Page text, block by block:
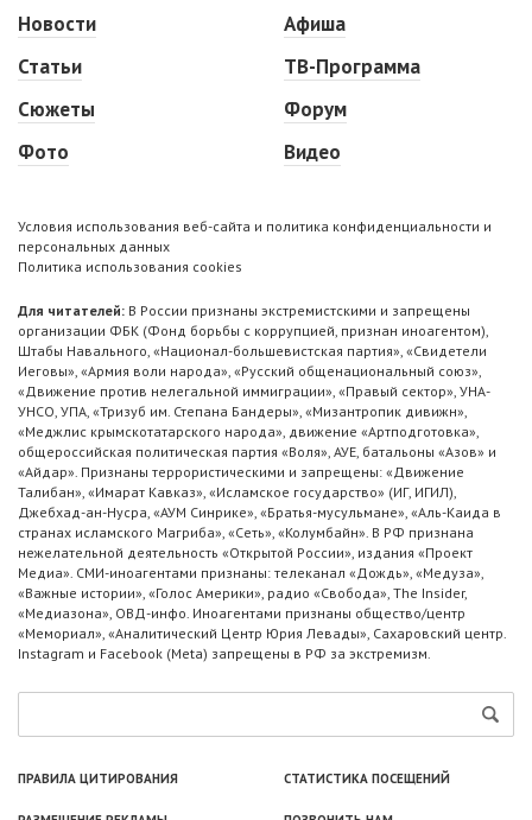
Новости
Статьи
Сюжеты
Фото
Афиша
ТВ-Программа
Форум
Видео
Условия использования веб-сайта и политика конфиденциальности и
персональных данных
Политика использования cookies
Для читателей: В России признаны экстремистскими и запрещены
организации ФБК (Фонд борьбы с коррупцией, признан иноагентом),
Штабы Навального, «Национал-большевистская партия», «Свидетели
Иеговы», «Армия воли народа», «Русский общенациональный союз»,
«Движение против нелегальной иммиграции», «Правый сектор», УНА-
УНСО, УПА, «Тризуб им. Степана Бандеры», «Мизантропик дивижн»,
«Меджлис крымскотатарского народа», движение «Артподготовка»,
общероссийская политическая партия «Воля», АУЕ, батальоны «Азов» и
«Айдар». Признаны террористическими и запрещены: «Движение
Талибан», «Имарат Кавказ», «Исламское государство» (ИГ, ИГИЛ),
Джебхад-ан-Нусра, «АУМ Синрике», «Братья-мусульмане», «Аль-Каида в
странах исламского Магриба», «Сеть», «Колумбайн». В РФ признана
нежелательной деятельность «Открытой России», издания «Проект
Медиа». СМИ-иноагентами признаны: телеканал «Дождь», «Медуза»,
«Важные истории», «Голос Америки», радио «Свобода», The Insider,
«Медиазона», ОВД-инфо. Иноагентами признаны общество/центр
«Мемориал», «Аналитический Центр Юрия Левады», Сахаровский центр.
Instagram и Facebook (Metа) запрещены в РФ за экстремизм.
ПРАВИЛА ЦИТИРОВАНИЯ СТАТИСТИКА ПОСЕЩЕНИЙ